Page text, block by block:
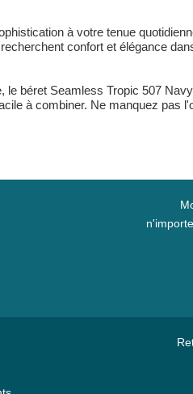
à votre tenue
confort et élégance
béret Seamless Tropic 507
à combiner. Ne manquez pas